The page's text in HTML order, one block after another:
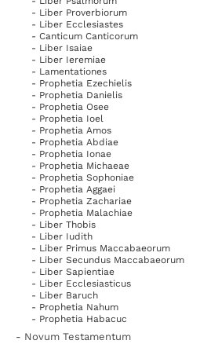
- Liber Proverbiorum
- Liber Ecclesiastes
- Canticum Canticorum
- Liber Isaiae
- Liber Ieremiae
- Lamentationes
- Prophetia Ezechielis
- Prophetia Danielis
- Prophetia Osee
- Prophetia Ioel
- Prophetia Amos
- Prophetia Abdiae
- Prophetia Ionae
- Prophetia Michaeae
- Prophetia Sophoniae
- Prophetia Aggaei
- Prophetia Zachariae
- Prophetia Malachiae
- Liber Thobis
- Liber Iudith
- Liber Primus Maccabaeorum
- Liber Secundus Maccabaeorum
- Liber Sapientiae
- Liber Ecclesiasticus
- Liber Baruch
- Prophetia Nahum
- Prophetia Habacuc
- Novum Testamentum